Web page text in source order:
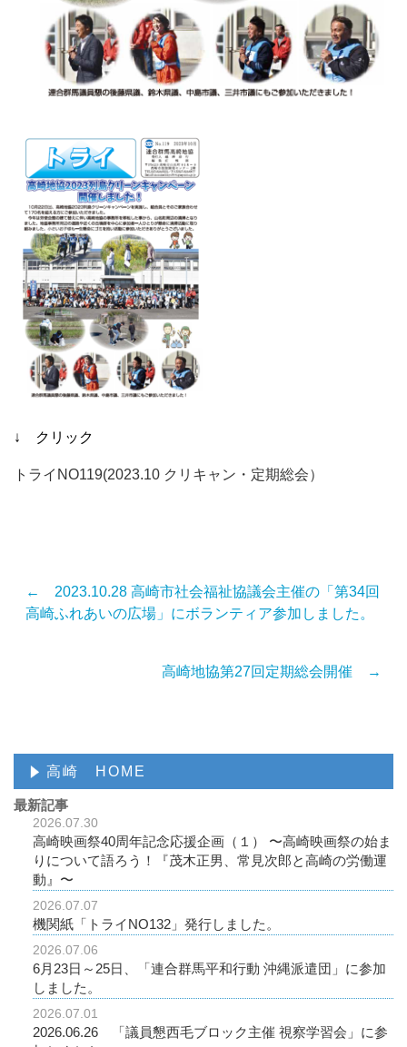
↓ クリック
トライNO119(2023.10 クリキャン・定期総会）
← 2023.10.28 高崎市社会福祉協議会主催の「第34回
高崎ふれあいの広場」にボランティア参加しました。
高崎地協第27回定期総会開催 →
高崎 HOME
最新記事
2026.07.30
高崎映画祭40周年記念応援企画（１） 〜高崎映画祭の始ま
りについて語ろう！『茂木正男、常見次郎と高崎の労働運
動』〜
2026.07.07
機関紙「トライNO132」発行しました。
2026.07.06
6月23日～25日、「連合群馬平和行動 沖縄派遣団」に参加
しました。
2026.07.01
2026.06.26 「議員懇西毛ブロック主催 視察学習会」に参